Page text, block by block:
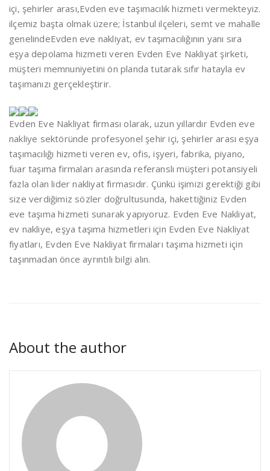
içi, şehirler arası,Evden eve taşımacılık hizmeti vermekteyiz.
ilçemiz başta olmak üzere; İstanbul ilçeleri, semt ve mahalle
genelindeEvden eve nakliyat, ev taşımacılığının yanı sıra
eşya depolama hizmeti veren Evden Eve Nakliyat şirketi,
müşteri memnuniyetini ön planda tutarak sıfır hatayla ev
taşımanızı gerçekleştirir.
Evden Eve Nakliyat firması olarak, uzun yıllardır Evden eve
nakliye sektöründe profesyonel şehir içi, şehirler arası eşya
taşımacılığı hizmeti veren ev, ofis, işyeri, fabrika, piyano,
fuar taşıma firmaları arasında referanslı müşteri potansiyeli
fazla olan lider nakliyat firmasıdır. Çünkü işimizi gerektiği gibi
size verdiğimiz sözler doğrultusunda, hakettiğiniz Evden
eve taşıma hizmeti sunarak yapıyoruz. Evden Eve Nakliyat,
ev nakliye, eşya taşıma hizmetleri için Evden Eve Nakliyat
fiyatları, Evden Eve Nakliyat firmaları taşıma hizmeti için
taşınmadan önce ayrıntılı bilgi alın.
About the author